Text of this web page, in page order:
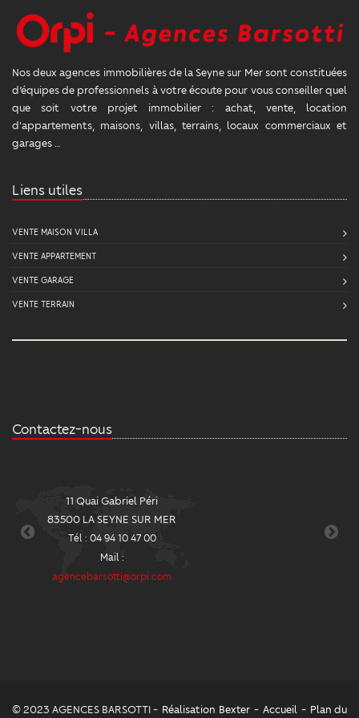
Nos deux agences immobilières de la Seyne sur Mer sont constituées
d’équipes de professionnels à votre écoute pour vous conseiller quel
que soit votre projet immobilier : achat, vente, location
d'appartements, maisons, villas, terrains, locaux commerciaux et
garages …
Liens utiles
VENTE MAISON VILLA
VENTE APPARTEMENT
VENTE GARAGE
VENTE TERRAIN
Contactez-nous
11 Quai Gabriel Péri
83500 LA SEYNE SUR MER
Tél : 04 94 10 47 00
Mail :
agencebarsotti@orpi.com
© 2023 AGENCES BARSOTTI - Réalisation Bexter - Accueil - Plan du